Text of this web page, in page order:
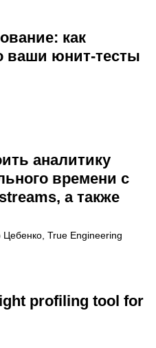
как
ваши юнит-тесты
аналитику
времени с
а также
True Engineering
profiling tool for